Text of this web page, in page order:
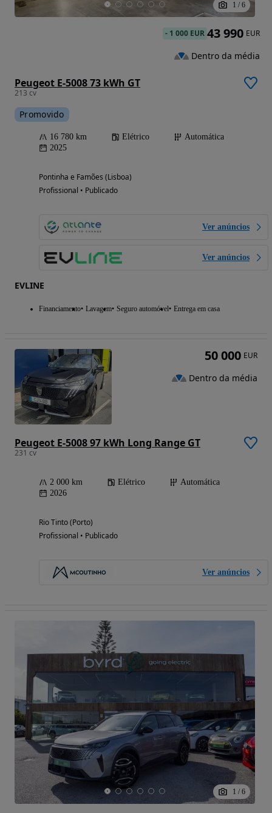
1 / 6
Peugeot E-5008 73 kWh GT
213 cv
Promovido
16 780 km Elétrico
Automática
2025
Pontinha e Famões (Lisboa)
Profissional • Publicado
Ver anúncios
Ver anúncios
EVLINE
Financiamento Lavagem Seguro automóvel Entrega em casa
- 1 000 EUR 43 990 EUR
Dentro da média
Peugeot E-5008 97 kWh Long Range GT
231 cv
2 000 km Elétrico
Automática
2026
Rio Tinto (Porto)
Profissional • Publicado
Ver anúncios
50 000 EUR
Dentro da média
1 / 6